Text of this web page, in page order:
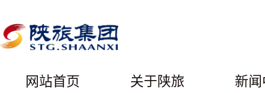
网站首页 关于陕旅 新